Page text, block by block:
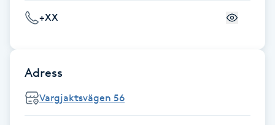
Face framing
Faceliftmassage
Fet hårbotten
+XX
Adress
Vargjaktsvägen 56